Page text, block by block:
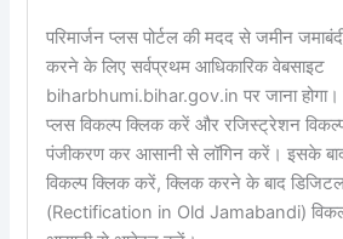
परिमार्जन प्लस पोर्टल की मदद से जमीन
करने के लिए सर्वप्रथम आधिकारिक वेबसाइट
biharbhumi.bihar.gov.in पर जाना होगा।
प्लस विकल्प क्लिक करें और रजिस्ट्रेशन
पंजीकरण कर आसानी से लॉगिन करें। इसके बाद
विकल्प क्लिक करें, क्लिक करने के बाद
(Rectification in Old Jamabandi)